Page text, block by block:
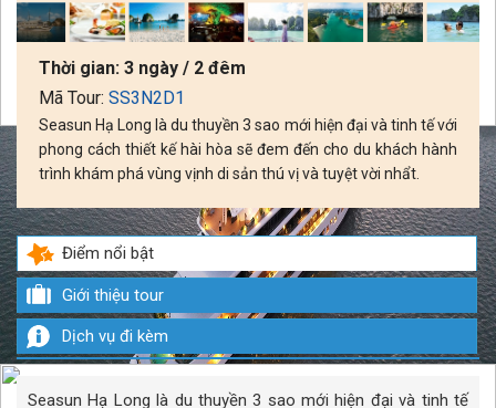
Thời gian: 3 ngày / 2 đêm
Mã Tour: SS3N2D1
Seasun Hạ Long là du thuyền 3 sao mới hiện đại và tinh tế với
phong cách thiết kế hài hòa sẽ đem đến cho du khách hành
trình khám phá vùng vịnh di sản thú vị và tuyệt vời nhẩt.
Điểm nổi bật
Giới thiệu tour
Dịch vụ đi kèm
Seasun Hạ Long là du thuyền 3 sao mới hiện đại và tinh tế